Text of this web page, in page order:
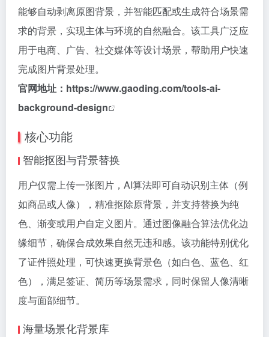
能够自动剥离原图背景，并智能匹配或生成符合场景需
求的背景，实现主体与环境的自然融合。该工具广泛应
用于电商、广告、社交媒体等设计场景，帮助用户快速
完成图片背景处理。
官网地址： https://www.gaoding.com/tools-ai-
background-design
核心功能
智能抠图与背景替换
用户仅需上传一张图片，AI算法即可自动识别主体（例
如商品或人像），精准抠除原背景，并支持替换为纯
色、渐变或用户自定义图片。通过图像融合算法优化边
缘细节，确保合成效果自然无违和感。该功能特别优化
了证件照处理，可快速更换背景色（如白色、蓝色、红
色），满足签证、简历等场景需求，同时保留人像清晰
度与面部细节。
海量场景化背景库